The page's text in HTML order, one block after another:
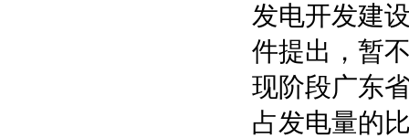
发电开发建
件提出，暂
现阶段广东
占发电量的